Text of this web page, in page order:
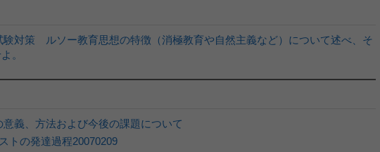
対策 ルソー教育思想の特徴（消極教育や自然主義など）について述べ、そ
。
義、方法および今後の課題について
トの発達過程20070209